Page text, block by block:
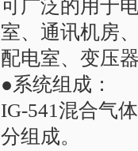
可广泛的用于
室、通讯机房
配电室、变压
●系统组成：
IG-541混合气
分组成。